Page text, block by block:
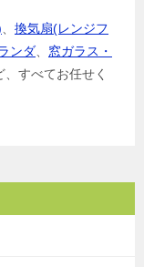
、 換気扇(レンジフ
ンダ、 窓ガラス・
、すべてお任せく